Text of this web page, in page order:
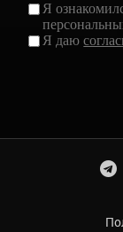
Я
Я даю